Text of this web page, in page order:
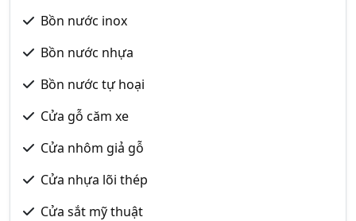
Bồn nước inox
Bồn nước nhựa
Bồn nước tự hoại
Cửa gỗ căm xe
Cửa nhôm giả gỗ
Cửa nhựa lõi thép
Cửa sắt mỹ thuật